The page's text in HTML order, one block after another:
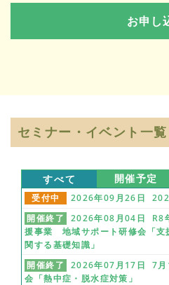
セミナー・イベント一覧
すべて 開催予定
受付中
2026年09月26日
開催終了
2026年08月04日 R8
援事業 地域サポート研修会「
関する基礎知識」
開催終了
2026年07月17日 7月
会「熱中症・脱水症対策」